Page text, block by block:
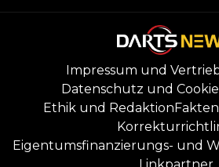
Impressum und
Datenschutz und
Ethik und Redaktion
Eigentumsfinanzierungs- und